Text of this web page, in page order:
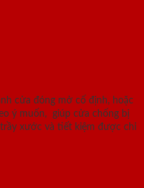
cửa đóng mở cố định, hoặc
ý muốn, giúp cửa chống bị
xước và tiết kiệm được chi